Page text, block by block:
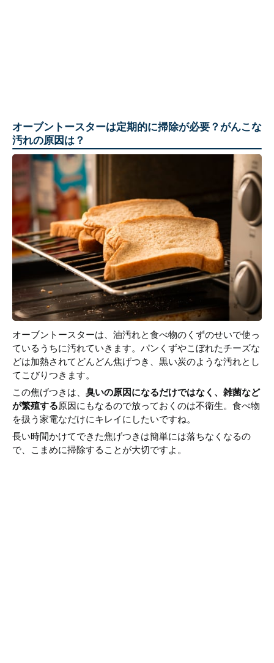
オーブントースターは定期的に掃除が必要？がんこな
汚れの原因は？
オーブントースターは、油汚れと食べ物のくずのせいで使っ
ているうちに汚れていきます。パンくずやこぼれたチーズな
どは加熱されてどんどん焦げつき、黒い炭のような汚れとし
てこびりつきます。
この焦げつきは、 臭いの原因になるだけではなく、雑菌など
が繁殖する原因にもなるので放っておくのは不衛生。食べ物
を扱う家電なだけにキレイにしたいですね。
長い時間かけてできた焦げつきは簡単には落ちなくなるの
で、こまめに掃除することが大切ですよ。